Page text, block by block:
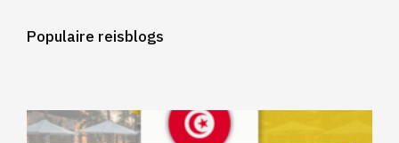
Populaire reisblogs